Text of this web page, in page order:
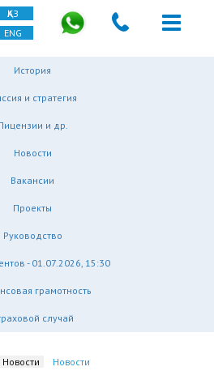
ҚАЗ
ENG
История
и стратегия
и др.
Новости
Вакансии
Проекты
Руководство
- 01.07.2026, 15:30
грамотность
случай
Новости Новости